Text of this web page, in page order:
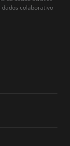
dados colaborativo